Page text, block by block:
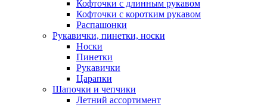
Кофточки с длинным рукавом
Кофточки с коротким рукавом
Распашонки
Рукавички, пинетки, носки
Носки
Пинетки
Рукавички
Царапки
Шапочки и чепчики
Летний ассортимент